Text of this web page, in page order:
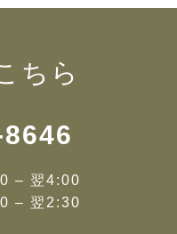
ちら
– 翌4:00
– 翌2:30